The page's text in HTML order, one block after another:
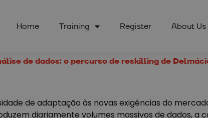
Home Training Register About Us
de dados: o percurso de reskilling de
de adaptação às novas exigências do
diariamente volumes massivos de dados, a